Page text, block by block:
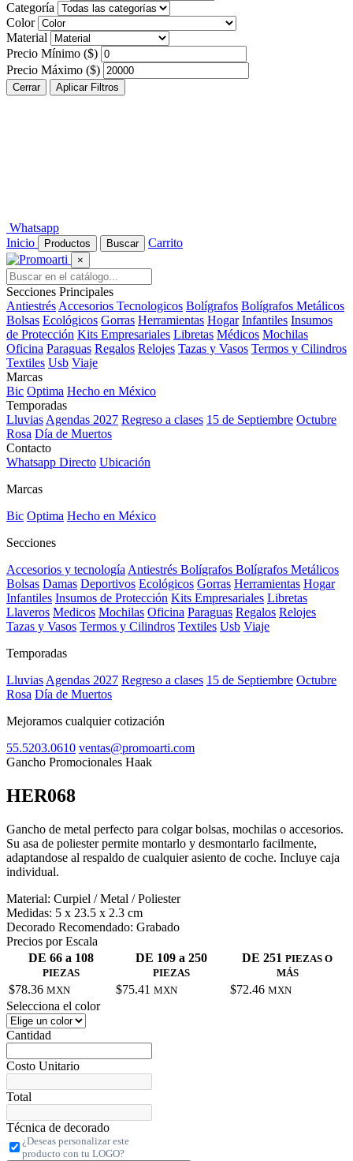
Categoría
Color
Material
Precio Mínimo ($)
Precio Máximo ($)
Cerrar Aplicar Filtros
Whatsapp
Inicio
Productos Buscar Carrito
×
Secciones Principales
Antiestrés Accesorios Tecnologicos Bolígrafos Bolígrafos Metálicos
Bolsas Ecológicos Gorras Herramientas Hogar Infantiles Insumos
de Protección Kits Empresariales Libretas Médicos Mochilas
Oficina Paraguas Regalos Relojes Tazas y Vasos Termos y Cilindros
Textiles Usb Viaje
Marcas
Bic Optima Hecho en México
Temporadas
Lluvias Agendas 2027 Regreso a clases 15 de Septiembre Octubre
Rosa Día de Muertos
Contacto
Whatsapp Directo Ubicación
Marcas
Bic Optima Hecho en México
Secciones
Accesorios y tecnología Antiestrés Bolígrafos Bolígrafos Metálicos
Bolsas Damas Deportivos Ecológicos Gorras Herramientas Hogar
Infantiles Insumos de Protección Kits Empresariales Libretas
Llaveros Medicos Mochilas Oficina Paraguas Regalos Relojes
Tazas y Vasos Termos y Cilindros Textiles Usb Viaje
Temporadas
Lluvias Agendas 2027 Regreso a clases 15 de Septiembre Octubre
Rosa Día de Muertos
Mejoramos cualquier cotización
55.5203.0610 ventas@promoarti.com
Gancho Promocionales Haak
HER068
Gancho de metal perfecto para colgar bolsas, mochilas o accesorios.
Su asa de poliester permite montarlo y desmontarlo facilmente,
adaptandose al respaldo de cualquier asiento de coche. Incluye caja
individual.
Material: Curpiel / Metal / Poliester
Medidas: 5 x 23.5 x 2.3 cm
Decorado Recomendado: Grabado
Precios por Escala
DE 66 a 108
PIEZAS
DE 109 a 250
PIEZAS
DE 251 PIEZAS O
MÁS
$78.36 MXN $75.41 MXN $72.46 MXN
Selecciona el color
Cantidad
Costo Unitario
Total
Técnica de decorado
¿Deseas personalizar este
producto con tu LOGO?